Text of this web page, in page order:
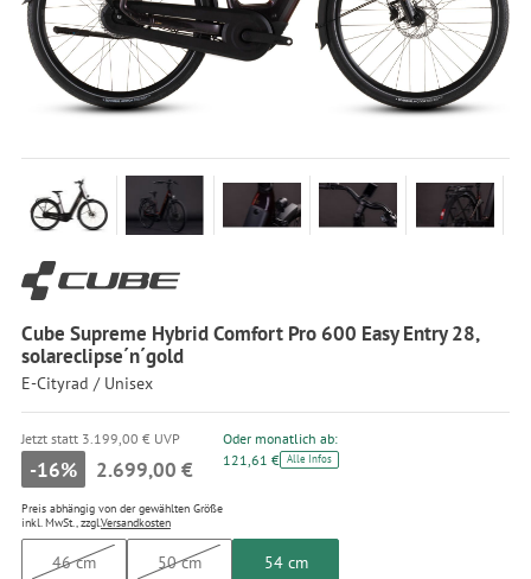
Cube Supreme Hybrid Comfort Pro 600 Easy Entry 28,
solareclipse´n´gold
E-Cityrad / Unisex
Jetzt statt 3.199,00 € UVP
-16% 2.699,00 €
Preis abhängig von der gewählten Größe
inkl. MwSt., zzgl.Versandkosten
Oder monatlich ab:
121,61 € Alle Infos
46 cm 50 cm 54 cm